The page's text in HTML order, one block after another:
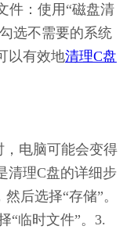
件：使用“磁盘清
选不需要的系统
以有效地清理C盘
，电脑可能会变得
清理C盘的详细步
后选择“存储”。
“临时文件”。3.